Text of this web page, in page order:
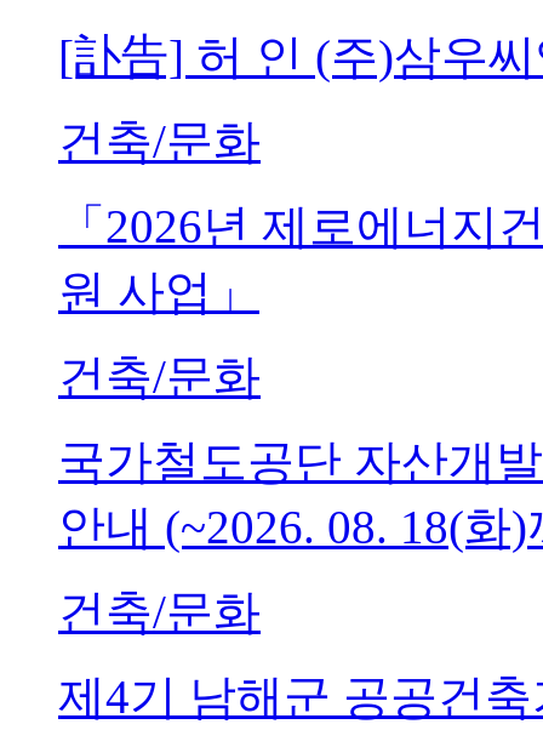
[訃告] 허 인 (주)삼우
건축/문화
「2026년 제로에너지
원 사업」
건축/문화
국가철도공단 자산개
안내 (~2026. 08. 18(화
건축/문화
제4기 남해군 공공건